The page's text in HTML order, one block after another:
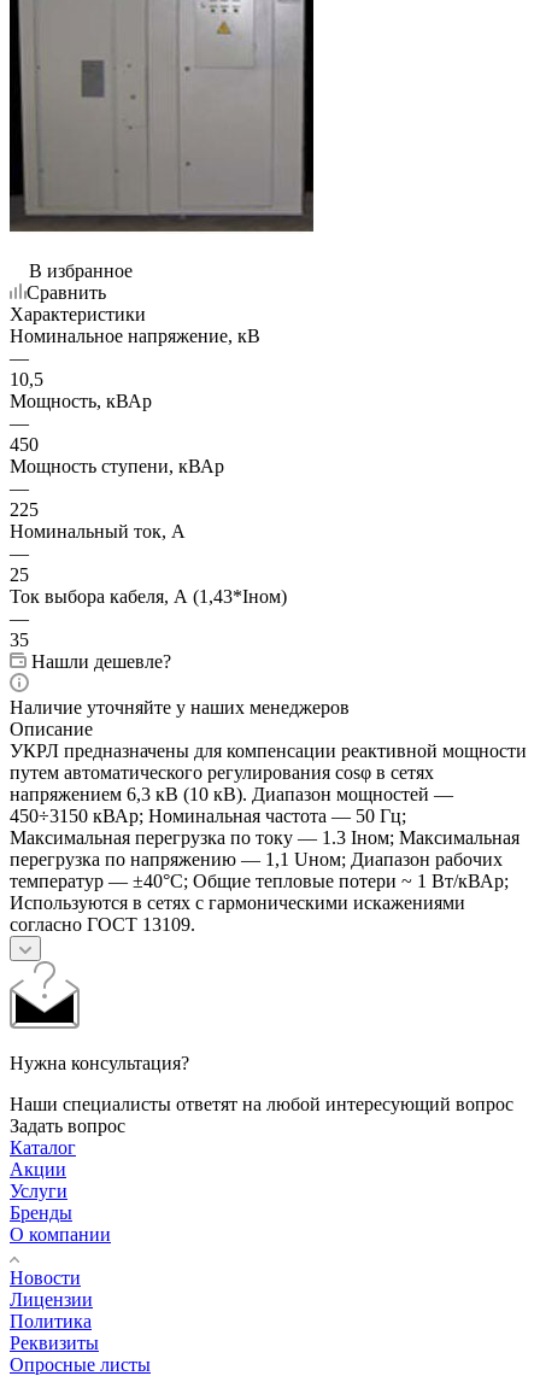
В избранное
Сравнить
Характеристики
Номинальное напряжение, кВ
—
10,5
Мощность, кВАр
—
450
Мощность ступени, кВАр
—
225
Номинальный ток, А
—
25
Ток выбора кабеля, А (1,43*Iном)
—
35
Нашли дешевле?
Наличие уточняйте у наших менеджеров
Описание
УКРЛ предназначены для компенсации реактивной мощности
путем автоматического регулирования cosφ в сетях
напряжением 6,3 кВ (10 кВ). Диапазон мощностей —
450÷3150 кВАр; Номинальная частота — 50 Гц;
Максимальная перегрузка по току — 1.3 Iном; Максимальная
перегрузка по напряжению — 1,1 Uном; Диапазон рабочих
температур — ±40°С; Общие тепловые потери ~ 1 Вт/кВАр;
Используются в сетях с гармоническими искажениями
согласно ГОСТ 13109.
Нужна консультация?
Наши специалисты ответят на любой интересующий вопрос
Задать вопрос
Каталог
Акции
Услуги
Бренды
О компании
Новости
Лицензии
Политика
Реквизиты
Опросные листы